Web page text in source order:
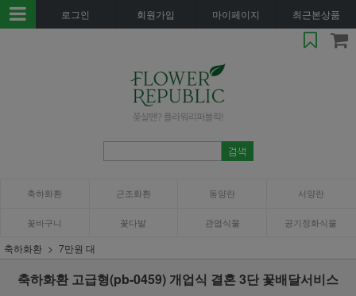
로그인 회원가입 마이페이지 최근본상품
축하화환 근조화환 동양란 서양란
꽃바구니 꽃다발 관엽식물 공기정화식물
축하화환 7만원 대
축하화환 고급형(pb-0459) 개업식 결혼 3단 꽃배달서비스